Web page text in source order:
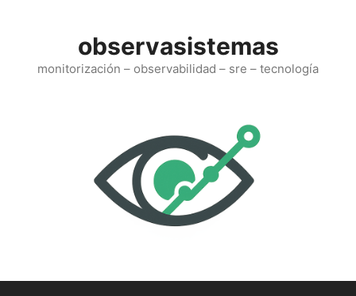
observasistemas
monitorización – observabilidad – sre – tecnología